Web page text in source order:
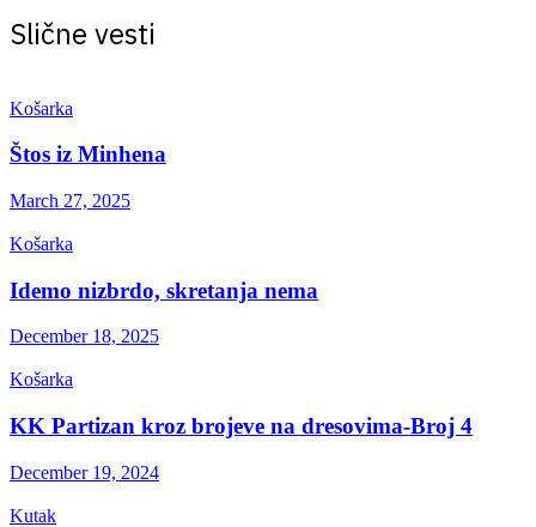
Slične vesti
Košarka
Štos iz Minhena
March 27, 2025
Košarka
Idemo nizbrdo, skretanja nema
December 18, 2025
Košarka
KK Partizan kroz brojeve na dresovima-Broj 4
December 19, 2024
Kutak